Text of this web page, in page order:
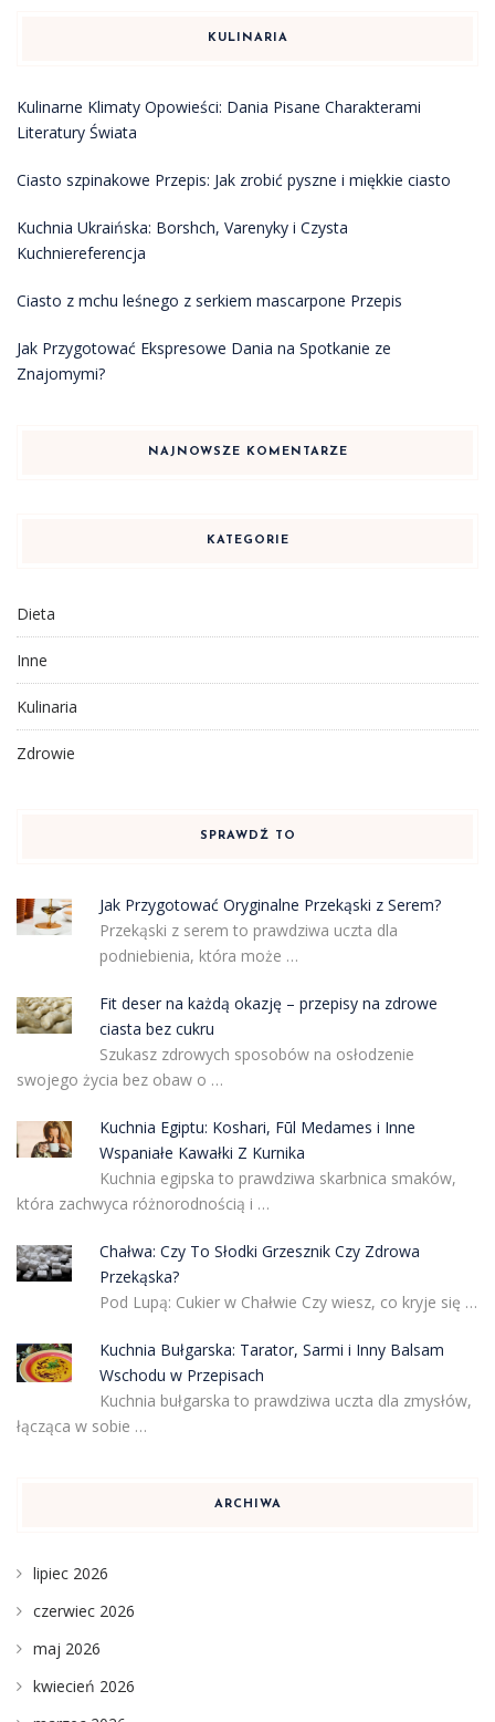
KULINARIA
Kulinarne Klimaty Opowieści: Dania Pisane Charakterami
Literatury Świata
Ciasto szpinakowe Przepis: Jak zrobić pyszne i miękkie ciasto
Kuchnia Ukraińska: Borshch, Varenyky i Czysta
Kuchniereferencja
Ciasto z mchu leśnego z serkiem mascarpone Przepis
Jak Przygotować Ekspresowe Dania na Spotkanie ze
Znajomymi?
NAJNOWSZE KOMENTARZE
KATEGORIE
Dieta
Inne
Kulinaria
Zdrowie
SPRAWDŹ TO
Jak Przygotować Oryginalne Przekąski z Serem?
Przekąski z serem to prawdziwa uczta dla
podniebienia, która może …
Fit deser na każdą okazję – przepisy na zdrowe
ciasta bez cukru
Szukasz zdrowych sposobów na osłodzenie
swojego życia bez obaw o …
Kuchnia Egiptu: Koshari, Fūl Medames i Inne
Wspaniałe Kawałki Z Kurnika
Kuchnia egipska to prawdziwa skarbnica smaków,
która zachwyca różnorodnością i …
Chałwa: Czy To Słodki Grzesznik Czy Zdrowa
Przekąska?
Pod Lupą: Cukier w Chałwie Czy wiesz, co kryje się …
Kuchnia Bułgarska: Tarator, Sarmi i Inny Balsam
Wschodu w Przepisach
Kuchnia bułgarska to prawdziwa uczta dla zmysłów,
łącząca w sobie …
ARCHIWA
lipiec 2026
czerwiec 2026
maj 2026
kwiecień 2026